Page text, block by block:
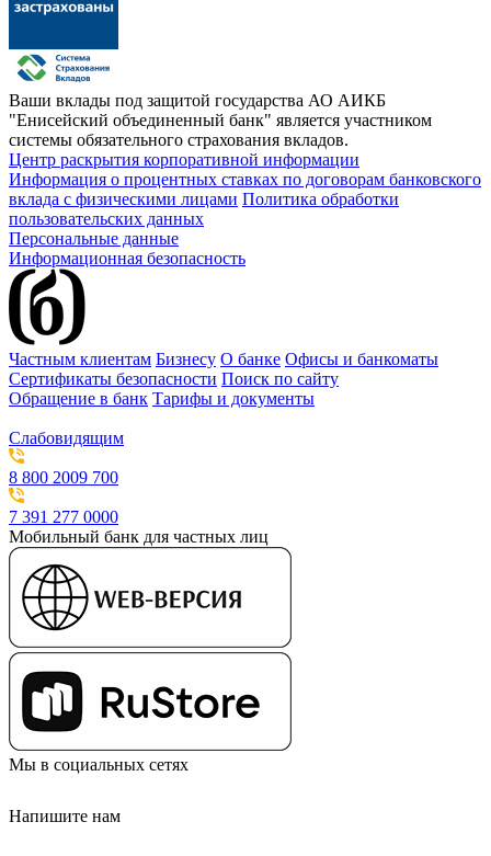
Ваши вклады под защитой государства АО АИКБ
"Енисейский объединенный банк" является участником
системы обязательного страхования вкладов.
Центр раскрытия корпоративной информации
Информация о процентных ставках по договорам банковского
вклада с физическими лицами Политика обработки
пользовательских данных
Персональные данные
Информационная безопасность
Частным клиентам Бизнесу О банке Офисы и банкоматы
Сертификаты безопасности Поиск по сайту
Обращение в банк Тарифы и документы
Слабовидящим
8 800 2009 700
7 391 277 0000
Мобильный банк для частных лиц
Мы в социальных сетях
Напишите нам